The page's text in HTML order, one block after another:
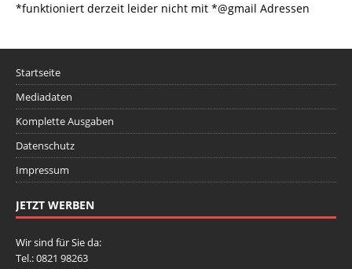
*funktioniert derzeit leider nicht mit *@gmail Adressen
Startseite
Mediadaten
Komplette Ausgaben
Datenschutz
Impressum
JETZT WERBEN
Wir sind für Sie da:
Tel.: 0821 98263